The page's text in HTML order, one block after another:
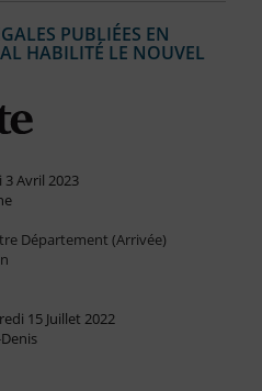
PUBLIÉES EN
HABILITÉ LE NOUVEL
Avril 2023
Département (Arrivée)
15 Juillet 2022